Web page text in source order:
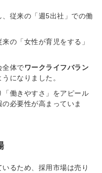
従来の「週5出社」での働
の「女性が育児をする」
全体でワークライフバラン
うになりました。
働きやすさ」をアピール
必要性が高まっていま
るため、採用市場は売り